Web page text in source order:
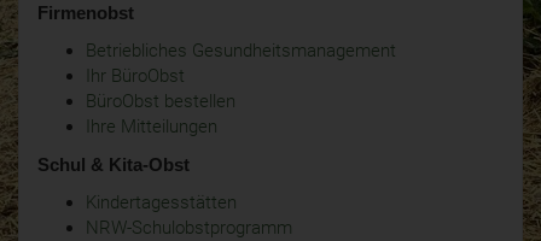
Firmenobst
Betriebliches Gesundheitsmanagement
Ihr BüroObst
BüroObst bestellen
Ihre Mitteilungen
Schul & Kita-Obst
Kindertagesstätten
NRW-Schulobstprogramm